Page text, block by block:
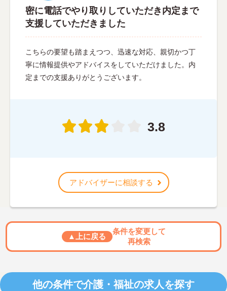
密に電話でやり取りしていただき内定まで
支援していただきました
こちらの要望も踏まえつつ、迅速な対応、親切かつ丁
寧に情報提供やアドバイスをしていただけました。内
定までの支援ありがとうございます。
3.8
アドバイザーに相談する
▲上に戻る
条件を変更して
再検索
他の条件で介護・福祉の求人を探す